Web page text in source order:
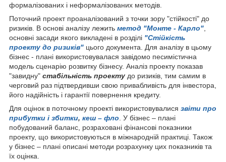
формалізованих і неформалізованих методів.
Поточний проект проаналізований з точки зору "стійкості" до
ризиків. В основі аналізу лежить метод "Монте - Карло"
основні засади якого викладені в розділі "Стійкість
проекту до ризиків" цього документа. Для аналізу в цьому
бізнес - плані використовувалася завідомо песимістична
модель сценарію розвитку бізнесу. Аналіз проекту показав
"завидну" стабільність проекту до ризиків, тим самим в
черговий раз підтвердивши свою привабливість для інвестора,
його надійність і гарантії повернення кредиту.
Для оцінок в поточному проекті використовувалися звіти про
прибутки і збитки, кеш – фло . У бізнес – плані
побудований баланс, розраховані фінансові показники
проекту, що використовуються в міжнародній практиці. Також
у бізнес – плані описані методи розрахунку цих показників та
їх оцінка.